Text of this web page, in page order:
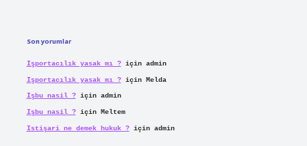
Son yorumlar
Işportacılık yasak mı ?için admin
Işportacılık yasak mı ?için Melda
Işbu nasil ?için admin
Işbu nasil ?için Meltem
Istişari ne demek hukuk ?için admin